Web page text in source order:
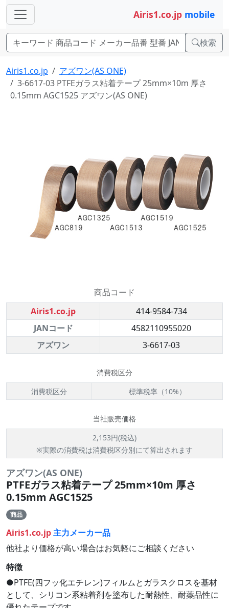
Airis1.co.jp mobile
検索
Airis1.co.jp
アズワン(AS ONE)
3-6617-03 PTFEガラス粘着テープ 25mm×10m 厚さ
0.15mm AGC1525 アズワン(AS ONE)
商品コード
Airis1.co.jp
414-9584-734
JANコード
4582110955020
アズワン
3-6617-03
消費税区分
消費税区分
標準税率（10%）
当社販売価格
2,153円(税込)
※実際の消費税は消費税区分別にて算出されます
アズワン(AS ONE)
PTFEガラス粘着テープ 25mm×10m 厚さ
0.15mm AGC1525
商品
Airis1.co.jp主力メーカー品
他社より価格が高い場合はお気軽にご相談ください
特徴
●PTFE(四フッ化エチレン)フィルムとガラスクロスを基材
として、シリコン系粘着剤を塗布した耐熱性、耐薬品性に